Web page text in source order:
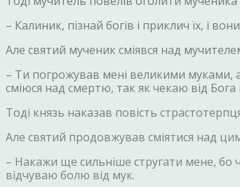
– Калиник, пізнай богів і приклич їх, і
Але святий мученик сміявся над
– Ти погрожував мені великими муками,
сміюся над смертю, так як чекаю від Бога
Тоді князь наказав повість
Але святий продовжував сміятися над
– Накажи ще сильніше стругати мене, бо
відчуваю болю від мук.